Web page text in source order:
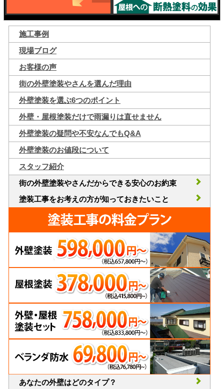
施工事例
現場ブログ
お客様の声
街の外壁塗装やさんを選んだ理由
外壁塗装を選ぶ6つのポイント
外壁・屋根塗装だけで雨漏りは直せません
外壁塗装の疑問や不安なんでもQ&A
外壁塗装のお値段について
スタッフ紹介
街の外壁塗装やさんだからできる安心のお約束
塗装工事をお考えの方が知っておきたいこと
あなたの外壁はどのタイプ？